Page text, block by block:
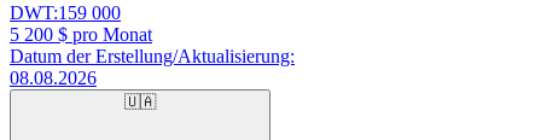
DWT:159 000
5 200 $ pro Monat
Datum der Erstellung/Aktualisierung:
08.08.2026
🇺🇦